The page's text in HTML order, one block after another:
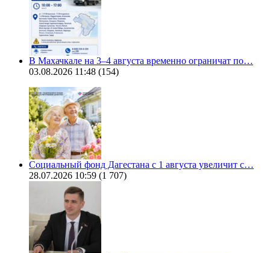
В Махачкале на 3–4 августа временно ограничат по…
03.08.2026 11:48 (154)
Социальный фонд Дагестана с 1 августа увеличит с…
28.07.2026 10:59 (1 707)